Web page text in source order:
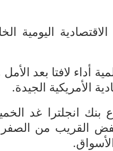
اليومية
أداء لافتا بعد
الأمريكية الجيدة.
بنك انجلترا غد